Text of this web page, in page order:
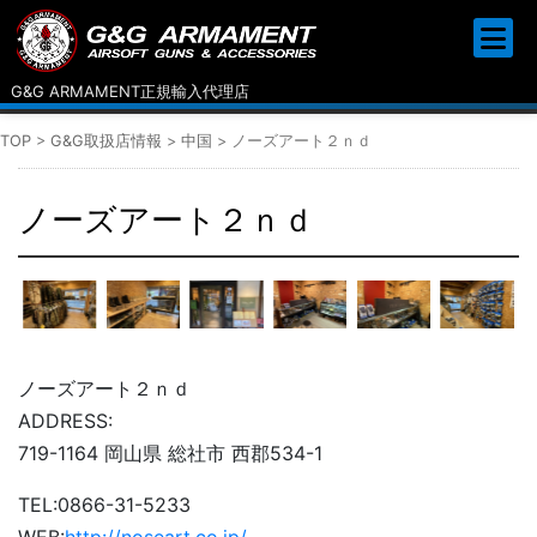
G&G ARMAMENT正規輸入代理店
TOP > G&G取扱店情報 > 中国 > ノーズアート２ｎｄ
ノーズアート２ｎｄ
ノーズアート２ｎｄ
ADDRESS:
719-1164 岡山県 総社市 西郡534-1
TEL:0866-31-5233